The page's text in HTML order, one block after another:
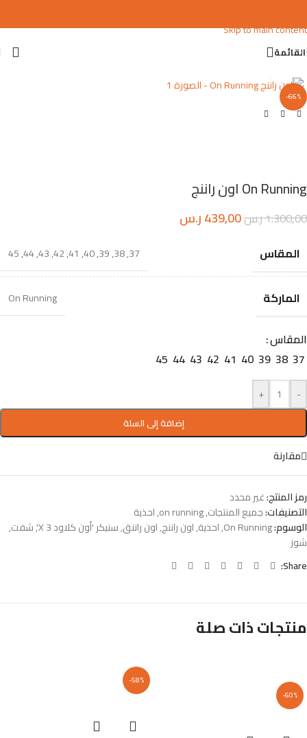
Skip to main content
القائمة
-66%
On Running اون راننج
1.300,00ر.س439,00ر.س
المقاس 37
,
38
,
39
,
40
,
41
,
42
,
43
,
44
,
45
الماركة On Running
المقاس
37
38
39
40
41
42
43
44
45
-
+
إضافة إلى السلة
مقارنة
رمز المنتج:غير محدد
التصنيفات:جميع المنتجات,
on running
,احذية
الوسوم:On Running
,احذية,اون راننج,اون راننق,سنيكر 'أون كلاود X 3' ,شفت,
شوز
Share:
منتجات ذات صلة
-60%
-58%